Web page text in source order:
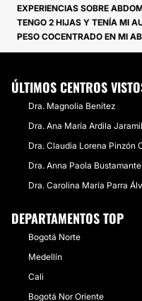
EXPERIENCIAS SOBRE
TENGO 2 HIJAS Y TENÍA MI
PESO COCENTRADO EN MI
ÚLTIMOS CENTROS
Dra. Magnolia Benítez
Dra. Ana María Ardila
Dra. Claudia Lorena Pinzón
Dra. Anna Paola
Dra. Carolina María Parra
DEPARTAMENTOS TOP
Bogotá Norte
Medellín
Cali
Bogotá Nor Oriente